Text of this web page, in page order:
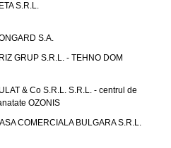
S.R.L.
S.A.
GRUP S.R.L. - TEHNO DOM
& Co S.R.L. S.R.L. - centrul de
OZONIS
COMERCIALA BULGARA S.R.L.